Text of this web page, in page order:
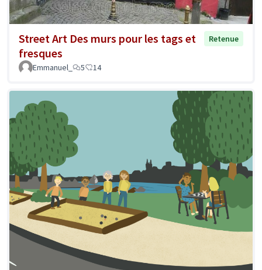
Street Art Des murs pour les tags et
fresques
Retenue
Emmanuel_ 5 14